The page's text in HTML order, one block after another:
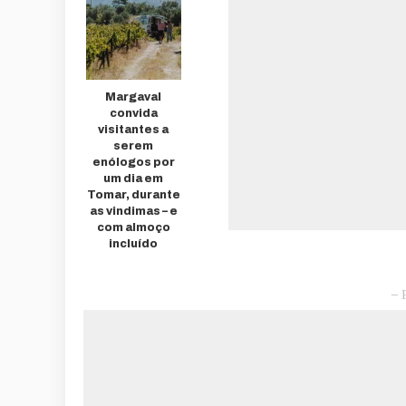
Margaval
convida
visitantes a
serem
enólogos por
um dia em
Tomar, durante
as vindimas – e
com almoço
incluído
–